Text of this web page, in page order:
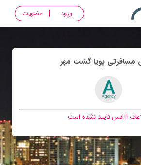
ورود عضویت
مسافرتی پويا گشت مهر
آژانس تایید نشده است